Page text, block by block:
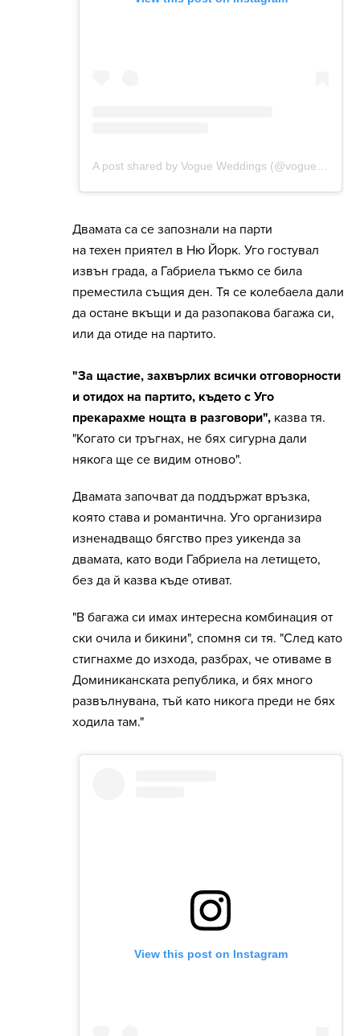
Двамата са се запознали на парти
на техен приятел в Ню Йорк. Уго гостувал
извън града, а Габриела тъкмо се била
преместила същия ден. Тя се колебаела дали
да остане вкъщи и да разопакова багажа си,
или да отиде на партито.
"За щастие, захвърлих всички отговорности
и отидох на партито, където с Уго
прекарахме нощта в разговори", казва тя.
"Когато си тръгнах, не бях сигурна дали
някога ще се видим отново".
Двамата започват да поддържат връзка,
която става и романтична. Уго организира
изненадващо бягство през уикенда за
двамата, като води Габриела на летището,
без да й казва къде отиват.
"В багажа си имах интересна комбинация от
ски очила и бикини", спомня си тя. "След като
стигнахме до изхода, разбрах, че отиваме в
Доминиканската република, и бях много
развълнувана, тъй като никога преди не бях
ходила там."